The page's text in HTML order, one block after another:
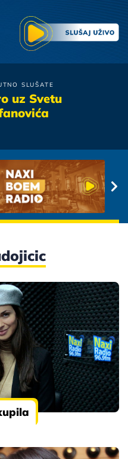
SLUŠATE
uz Svetu
Samardzic